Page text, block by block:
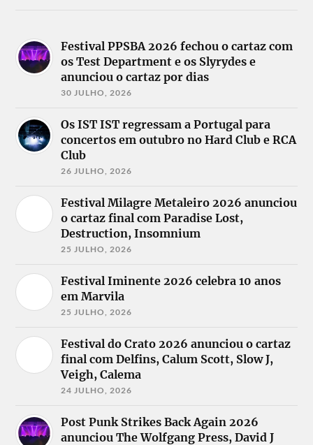
Festival PPSBA 2026 fechou o cartaz com
os Test Department e os Slyrydes e
anunciou o cartaz por dias
30 JULHO, 2026
Os IST IST regressam a Portugal para
concertos em outubro no Hard Club e RCA
Club
26 JULHO, 2026
Festival Milagre Metaleiro 2026 anunciou
o cartaz final com Paradise Lost,
Destruction, Insomnium
25 JULHO, 2026
Festival Iminente 2026 celebra 10 anos
em Marvila
25 JULHO, 2026
Festival do Crato 2026 anunciou o cartaz
final com Delfins, Calum Scott, Slow J,
Veigh, Calema
24 JULHO, 2026
Post Punk Strikes Back Again 2026
anunciou The Wolfgang Press, David J